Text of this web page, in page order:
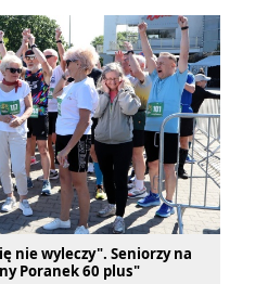
nie wyleczy". Seniorzy na
Poranek 60 plus"